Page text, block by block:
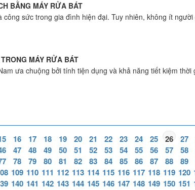
BẰNG MÁY RỬA BÁT
sức trong gia đình hiện đại. Tuy nhiên, không ít
MÁY RỬA BÁT
ưa chuộng bởi tính tiện dụng và khả năng tiết kiệm thời
16 17 18 19 20 21 22 23 24 25 26 27
47 48 49 50 51 52 53 54 55 56 57 58
78 79 80 81 82 83 84 85 86 87 88 89
109 110 111 112 113 114 115 116 117 118 119 120
140 141 142 143 144 145 146 147 148 149 150 151